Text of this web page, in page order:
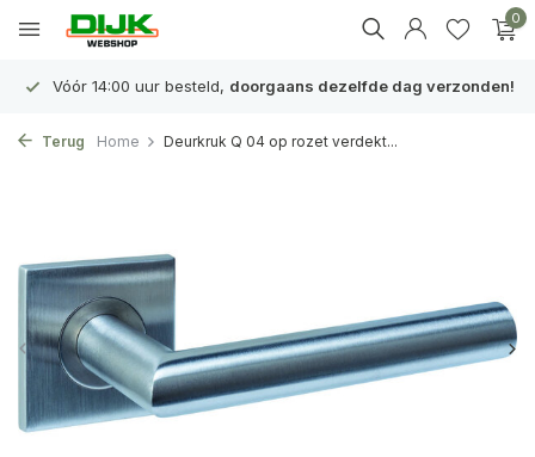
0
Vóór 14:00 uur besteld, doorgaans dezelfde dag verzonden!
Terug Home Deurkruk Q 04 op rozet verdekt...